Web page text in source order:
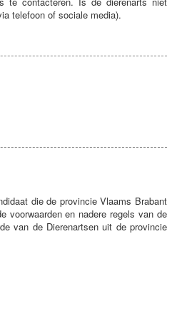
telefoon of sociale media).
die de provincie Vlaams Brabant
voorwaarden en nadere regels van de
van de Dierenartsen uit de provincie